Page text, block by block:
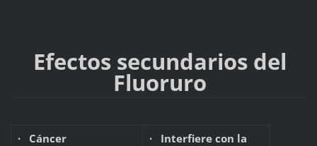
Efectos secundarios del
Fluoruro
· Cáncer
· Interfiere con la